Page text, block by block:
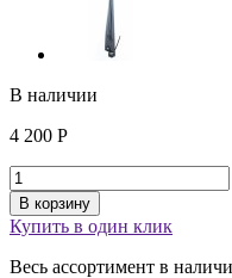
В наличии
4 200 Р
В корзину
Купить в один клик
Весь ассортимент в